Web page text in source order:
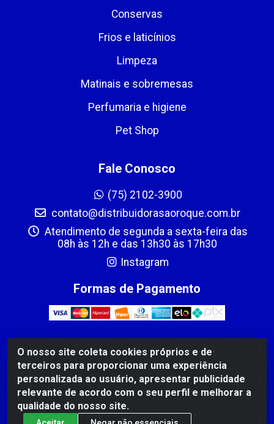
O nosso site coleta cookies próprios e de
terceiros para proporcionar uma experiência
personalizada ao usuário, apresentar publicidade
relevante de acordo com o seu perfil e melhorar a
qualidade do nosso site.
Conservas
Frios e laticínios
Limpeza
Matinais e sobremesas
Perfumaria e higiene
Pet Shop
Fale Conosco
(75) 2102-3900
contato@distribuidorasaoroque.com.br
Atendimento de segunda a sexta-feira das
08h às 12h e das 13h30 às 17h30
Instagram
Formas de Pagamento
DIST DE PROD ALIM SÃO ROQUE LTDA - AVENIDA
PROBAHIA, 501 - TOMBA - CIS, FEIRA DE SANTANA /BA
- CEP: 44.092-400 - CNPJ 03.705.630/0003-11